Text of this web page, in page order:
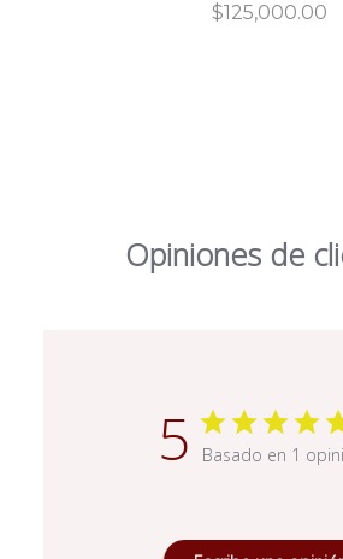
$125,000.00
Opiniones de
5 Basado en 1